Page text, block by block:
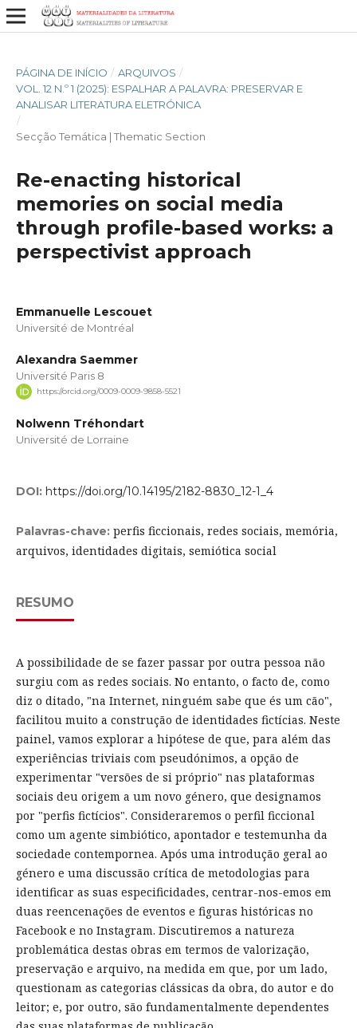
PÁGINA DE INÍCIO / ARQUIVOS /
VOL. 12 N.º 1 (2025): ESPALHAR A PALAVRA: PRESERVAR E
ANALISAR LITERATURA ELETRÓNICA
/
Secção Temática | Thematic Section
Re-enacting historical
memories on social media
through profile-based works: a
perspectivist approach
Emmanuelle Lescouet
Université de Montréal
Alexandra Saemmer
Université Paris 8
https://orcid.org/0009-0009-9858-5521
Nolwenn Tréhondart
Université de Lorraine
DOI: https://doi.org/10.14195/2182-8830_12-1_4
Palavras-chave: perfis ficcionais, redes sociais, memória,
arquivos, identidades digitais, semiótica social
RESUMO
A possibilidade de se fazer passar por outra pessoa não
surgiu com as redes sociais. No entanto, o facto de, como
diz o ditado, "na Internet, ninguém sabe que és um cão",
facilitou muito a construção de identidades fictícias. Neste
painel, vamos explorar a hipótese de que, para além das
experiências triviais com pseudónimos, a opção de
experimentar "versões de si próprio" nas plataformas
sociais deu origem a um novo género, que designamos
por "perfis fictícios". Consideraremos o perfil ficcional
como um agente simbiótico, apontador e testemunha da
sociedade contempornea. Após uma introdução geral ao
género e uma discussão crítica de metodologias para
identificar as suas especificidades, centrar-nos-emos em
duas reencenações de eventos e figuras históricas no
Facebook e no Instagram. Discutiremos a natureza
problemática destas obras em termos de valorização,
preservação e arquivo, na medida em que, por um lado,
questionam as categorias clássicas da obra, do autor e do
leitor; e, por outro, são fundamentalmente dependentes